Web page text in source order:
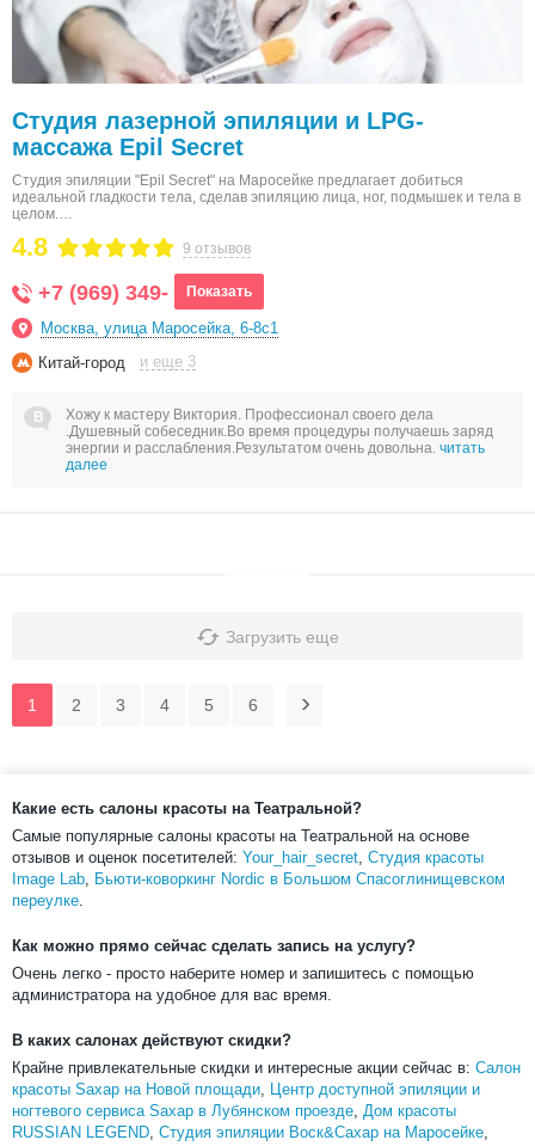
Студия лазерной эпиляции и LPG-
массажа Epil Secret
Студия эпиляции "Epil Secret" на Маросейке предлагает добиться
идеальной гладкости тела, сделав эпиляцию лица, ног, подмышек и тела в
целом.…
9 отзывов
4.8
+7 (969) 349- Показать
Москва, улица Маросейка, 6-8с1
Китай-город
и еще 3
Хожу к мастеру Виктория. Профессионал своего дела
.Душевный собеседник.Во время процедуры получаешь заряд
энергии и расслабления.Результатом очень довольна. читать
далее
Загрузить еще
1 2 3 4 5 6
Какие есть салоны красоты на Театральной?
Самые популярные салоны красоты на Театральной на основе
отзывов и оценок посетителей: Your_hair_secret, Студия красоты
Image Lab, Бьюти-коворкинг Nordic в Большом Спасоглинищевском
переулке.
Как можно прямо сейчас сделать запись на услугу?
Очень легко - просто наберите номер и запишитесь с помощью
администратора на удобное для вас время.
В каких салонах действуют скидки?
Крайне привлекательные скидки и интересные акции сейчас в: Салон
красоты Saxap на Новой площади, Центр доступной эпиляции и
ногтевого сервиса Saxap в Лубянском проезде, Дом красоты
RUSSIAN LEGEND, Студия эпиляции Воск&Сахар на Маросейке,